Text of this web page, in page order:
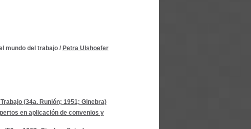
mundo del trabajo/ Petra Ulshoefer
(34a. Runión; 1951; Ginebra)
en aplicación de convenios y